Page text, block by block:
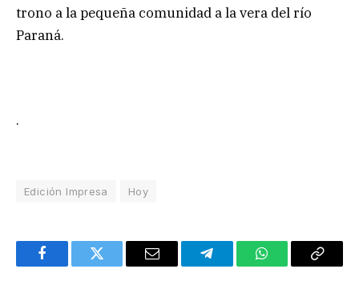
trono a la pequeña comunidad a la vera del río
Paraná.
.
Edición Impresa Hoy
FacebookTwitter Email TelegramWhatsAppCopy